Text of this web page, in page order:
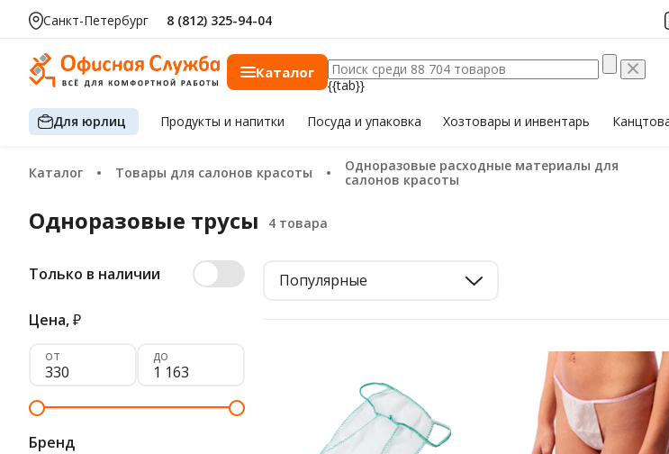
Санкт-Петербург 8 (812) 325-94-04
Каталог
{{tab}}
Для юрлиц Продуктыи напитки Посуда и упаковка Хозтоварыи инвентарь
Каталог Товары для салонов красоты
Одноразовые расходные материалы для
салонов красоты
Одноразовые трусы
Только в наличии
Цена,₽
от до
Бренд
Популярные